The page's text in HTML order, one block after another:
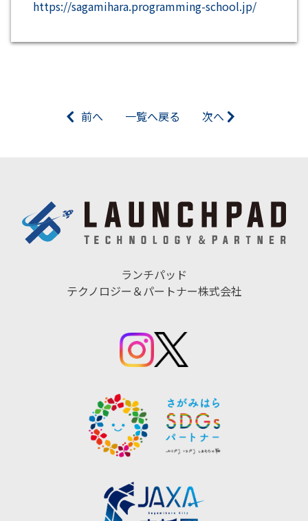
https://sagamihara.programming-school.jp/
前へ 一覧へ戻る 次へ
ランチパッド
テクノロジー＆パートナー株式会社